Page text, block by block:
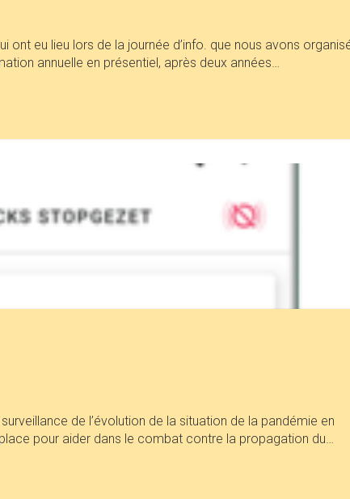
eu lieu lors de la journée d’info. que nous avons
annuelle en présentiel, après deux années…
de l’évolution de la situation de la pandémie en
pour aider dans le combat contre la propagation du…